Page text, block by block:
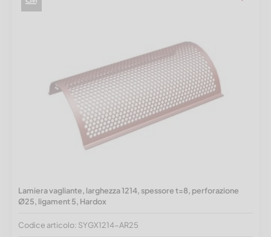
Lamiera vagliante, larghezza 1214, spessore t=8, perforazione
Ø25, ligament 5, Hardox
Codice articolo: SYGX1214-AR25